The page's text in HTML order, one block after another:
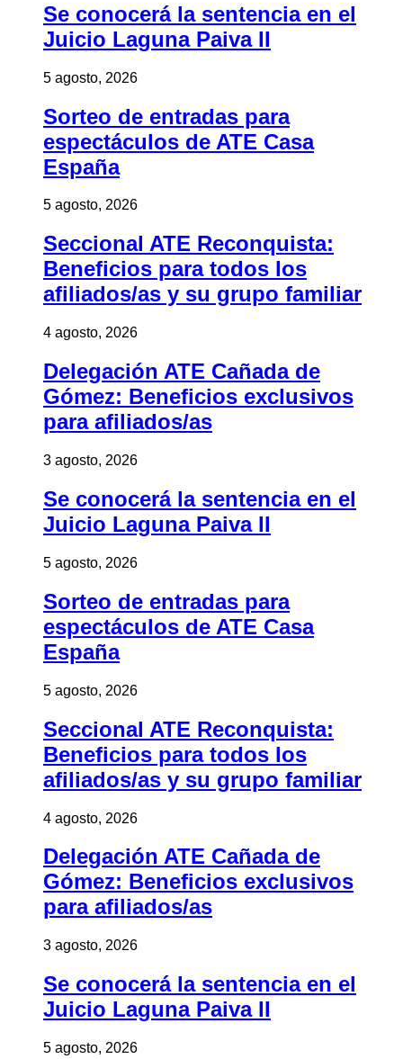
Se conocerá la sentencia en el
Juicio Laguna Paiva II
5 agosto, 2026
Sorteo de entradas para
espectáculos de ATE Casa
España
5 agosto, 2026
Seccional ATE Reconquista:
Beneficios para todos los
afiliados/as y su grupo familiar
4 agosto, 2026
Delegación ATE Cañada de
Gómez: Beneficios exclusivos
para afiliados/as
3 agosto, 2026
Se conocerá la sentencia en el
Juicio Laguna Paiva II
5 agosto, 2026
Sorteo de entradas para
espectáculos de ATE Casa
España
5 agosto, 2026
Seccional ATE Reconquista:
Beneficios para todos los
afiliados/as y su grupo familiar
4 agosto, 2026
Delegación ATE Cañada de
Gómez: Beneficios exclusivos
para afiliados/as
3 agosto, 2026
Se conocerá la sentencia en el
Juicio Laguna Paiva II
5 agosto, 2026